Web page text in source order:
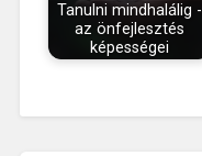
Tanulni mindhalálig -
az önfejlesztés
képességei